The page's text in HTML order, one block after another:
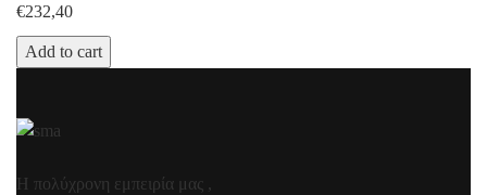
€232,40
Add to cart
Η πολύχρονη εμπειρία μας ,